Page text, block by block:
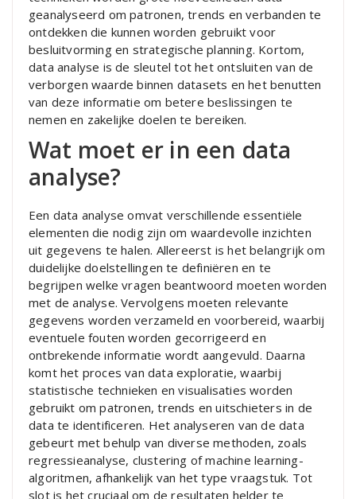
geanalyseerd om patronen, trends en verbanden te
ontdekken die kunnen worden gebruikt voor
besluitvorming en strategische planning. Kortom,
data analyse is de sleutel tot het ontsluiten van de
verborgen waarde binnen datasets en het benutten
van deze informatie om betere beslissingen te
nemen en zakelijke doelen te bereiken.
Wat moet er in een data
analyse?
Een data analyse omvat verschillende essentiële
elementen die nodig zijn om waardevolle inzichten
uit gegevens te halen. Allereerst is het belangrijk om
duidelijke doelstellingen te definiëren en te
begrijpen welke vragen beantwoord moeten worden
met de analyse. Vervolgens moeten relevante
gegevens worden verzameld en voorbereid, waarbij
eventuele fouten worden gecorrigeerd en
ontbrekende informatie wordt aangevuld. Daarna
komt het proces van data exploratie, waarbij
statistische technieken en visualisaties worden
gebruikt om patronen, trends en uitschieters in de
data te identificeren. Het analyseren van de data
gebeurt met behulp van diverse methoden, zoals
regressieanalyse, clustering of machine learning-
algoritmen, afhankelijk van het type vraagstuk. Tot
slot is het cruciaal om de resultaten helder te